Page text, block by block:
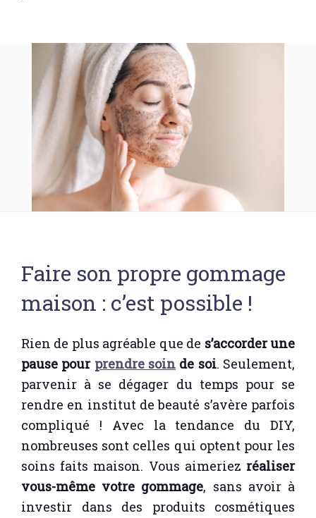
Faire son propre gommage
maison : c’est possible !
Rien de plus agréable que de s’accorder une
pause pour prendre soin de soi. Seulement,
parvenir à se dégager du temps pour se
rendre en institut de beauté s’avère parfois
compliqué ! Avec la tendance du DIY,
nombreuses sont celles qui optent pour les
soins faits maison. Vous aimeriez réaliser
vous-même votre gommage, sans avoir à
investir dans des produits cosmétiques